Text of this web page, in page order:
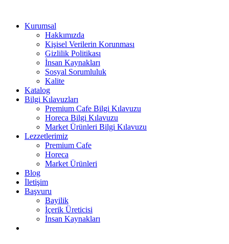
Kurumsal
Hakkımızda
Kişisel Verilerin Korunması
Gizlilik Politikası
İnsan Kaynakları
Sosyal Sorumluluk
Kalite
Katalog
Bilgi Kılavuzları
Premium Cafe Bilgi Kılavuzu
Horeca Bilgi Kılavuzu
Market Ürünleri Bilgi Kılavuzu
Lezzetlerimiz
Premium Cafe
Horeca
Market Ürünleri
Blog
İletişim
Başvuru
Bayilik
İçerik Üreticisi
İnsan Kaynakları